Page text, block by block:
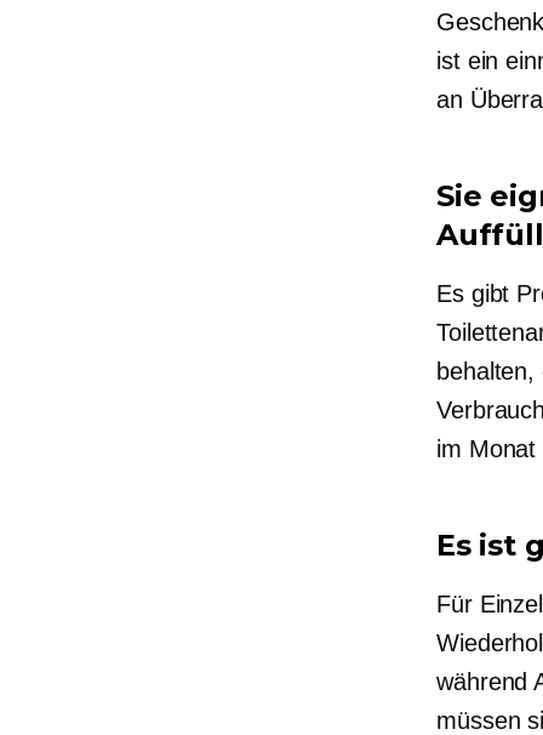
ist ein
an
Sie
Es gibt
im Monat
Es ist
Für
während
müssen